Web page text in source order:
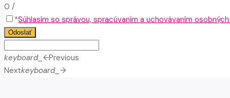
0 /
*Súhlasím so správou, spracúvaním a uchovávaním
Odoslať
keyboard_arrow_leftPrevious
Nextkeyboard_arrow_right